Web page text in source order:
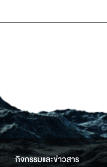
กิจกรรมและข่าวสาร